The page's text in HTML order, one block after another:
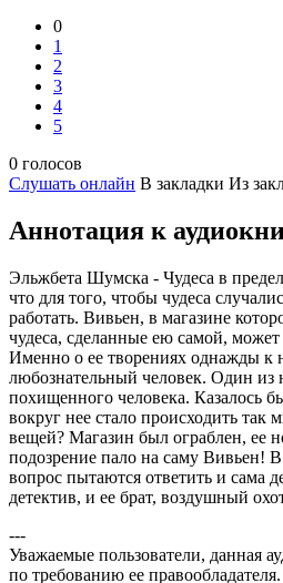
0
1
2
3
4
5
0 голосов
Слушать онлайн В закладки Из
Аннотация к
Эльжбета Шумска - Чудеса в
что для того, чтобы чудеса
работать. Вивьен, в магазине
чудеса, сделанные ею самой, может
Именно о ее творениях однажды к
любознательный человек. Один из
похищенного человека. Казалось
вокруг нее стало происходить
вещей? Магазин был ограблен, ее
подозрение пало на саму Вивьен!
вопрос пытаются ответить и сама
детектив, и ее брат, воздушный
---
Уважаемые пользователи, данная
по требованию ее